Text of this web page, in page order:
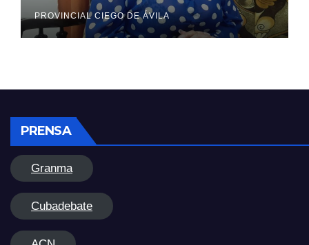
PROVINCIAL CIEGO DE ÁVILA
PRENSA
Granma
Cubadebate